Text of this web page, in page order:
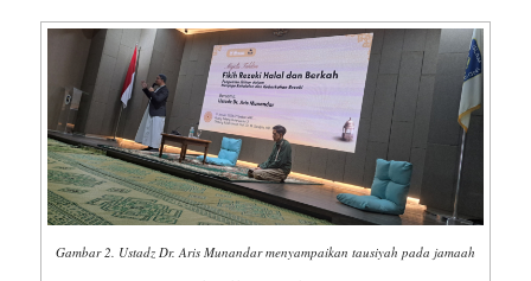
Gambar 2. Ustadz Dr. Aris Munandar menyampaikan tausiyah pada jamaah